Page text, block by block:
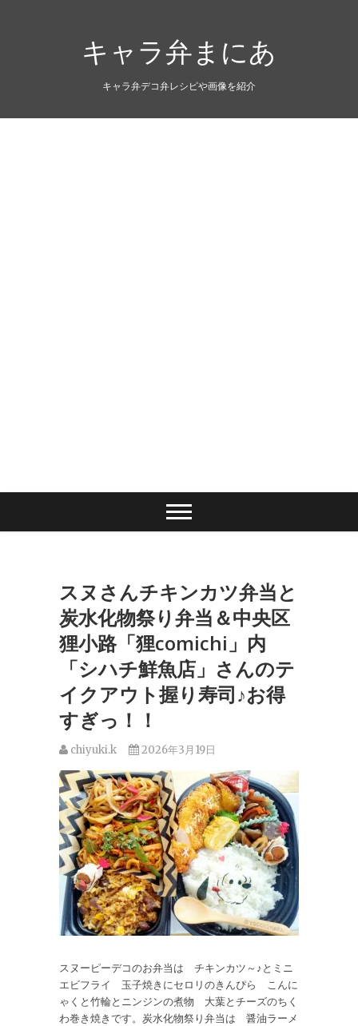
キャラ弁まにあ
キャラ弁デコ弁レシピや画像を紹介
スヌさんチキンカツ弁当と
炭水化物祭り弁当＆中央区
狸小路「狸comichi」内
「シハチ鮮魚店」さんのテ
イクアウト握り寿司♪お得
すぎっ！！
chiyuki.k 2026年3月19日
スヌーピーデコのお弁当は チキンカツ～♪とミニ
エビフライ 玉子焼きにセロリのきんぴら こんに
ゃくと竹輪とニンジンの煮物 大葉とチーズのちく
わ巻き焼きです。炭水化物祭り弁当は 醤油ラーメ